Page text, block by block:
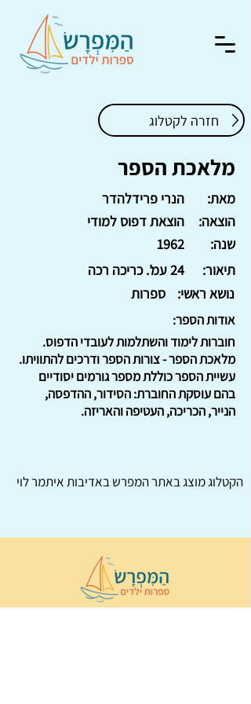
חזרה לקטלוג
מלאכת הספר
הנרי פרידלהדר
מאת:
הוצאת דפוס למודי
הוצאה:
1962
שנה:
24 עמ'. כריכה רכה
תיאור:
ספרות
נושא ראשי:
אודות הספר:
חוברות לימוד והשתלמות לעובדי הדפוס.
מלאכת הספר - צורות הספר ודרכים להתוויתו.
עשיית הספר כוללת מספר גורמים יסודיים
בהם עוסקת החוברת: הסידור, ההדפסה,
הנייר, הכריכה, העטיפה והאריזה.
הקטלוג מוצג באתרהמפרשבאדיבות איתמר לוי